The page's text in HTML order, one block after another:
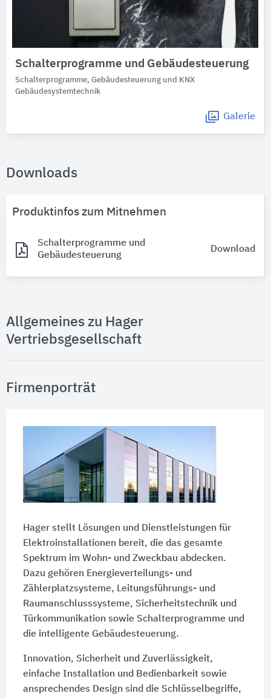
Schalterprogramme und Gebäudesteuerung
Schalterprogramme, Gebäudesteuerung und KNX
Gebäudesystemtechnik
Galerie
Downloads
Produktinfos zum Mitnehmen
Schalterprogramme und
Gebäudesteuerung
Download
Allgemeines zu Hager
Vertriebsgesellschaft
Firmenporträt
Hager stellt Lösungen und Dienstleistungen für
Elektroinstallationen bereit, die das gesamte
Spektrum im Wohn- und Zweckbau abdecken.
Dazu gehören Energieverteilungs- und
Zählerplatzsysteme, Leitungsführungs- und
Raumanschlusssysteme, Sicherheitstechnik und
Türkommunikation sowie Schalterprogramme und
die intelligente Gebäudesteuerung.
Innovation, Sicherheit und Zuverlässigkeit,
einfache Installation und Bedienbarkeit sowie
ansprechendes Design sind die Schlüsselbegriffe,